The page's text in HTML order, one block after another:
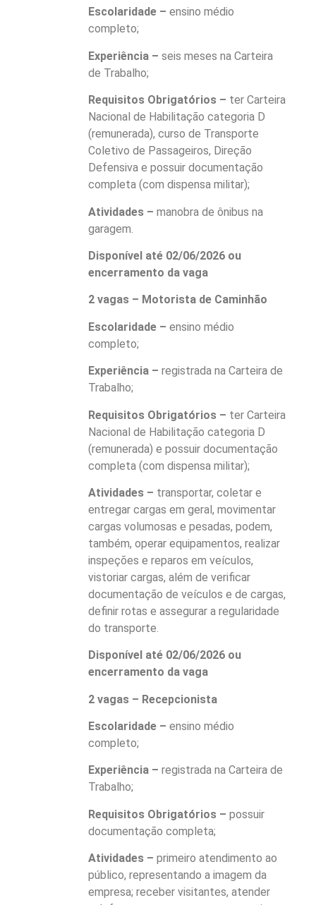
Escolaridade – ensino médio
completo;
Experiência – seis meses na Carteira
de Trabalho;
Requisitos Obrigatórios – ter Carteira
Nacional de Habilitação categoria D
(remunerada), curso de Transporte
Coletivo de Passageiros, Direção
Defensiva e possuir documentação
completa (com dispensa militar);
Atividades – manobra de ônibus na
garagem.
Disponível até 02/06/2026 ou
encerramento da vaga
2 vagas – Motorista de Caminhão
Escolaridade – ensino médio
completo;
Experiência – registrada na Carteira de
Trabalho;
Requisitos Obrigatórios – ter Carteira
Nacional de Habilitação categoria D
(remunerada) e possuir documentação
completa (com dispensa militar);
Atividades – transportar, coletar e
entregar cargas em geral, movimentar
cargas volumosas e pesadas, podem,
também, operar equipamentos, realizar
inspeções e reparos em veículos,
vistoriar cargas, além de verificar
documentação de veículos e de cargas,
definir rotas e assegurar a regularidade
do transporte.
Disponível até 02/06/2026 ou
encerramento da vaga
2 vagas – Recepcionista
Escolaridade – ensino médio
completo;
Experiência – registrada na Carteira de
Trabalho;
Requisitos Obrigatórios – possuir
documentação completa;
Atividades – primeiro atendimento ao
público, representando a imagem da
empresa; receber visitantes, atender